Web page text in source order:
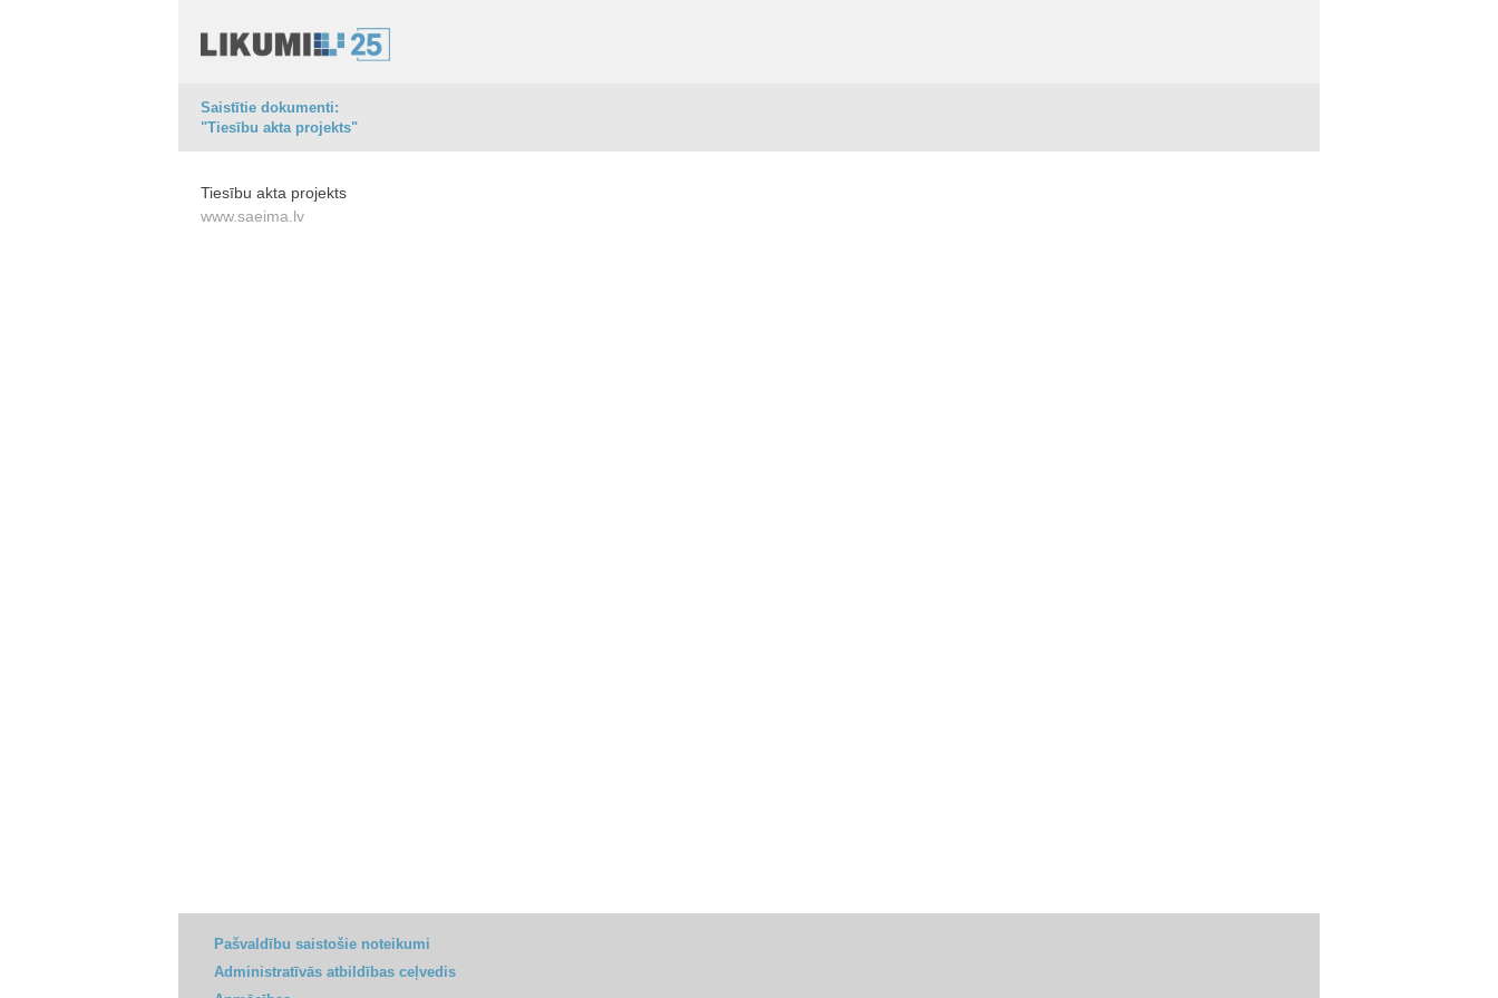
Saistītie dokumenti:
"Tiesību akta projekts"
Tiesību akta projekts
www.saeima.lv
Pašvaldību saistošie noteikumi
Administratīvās atbildības ceļvedis